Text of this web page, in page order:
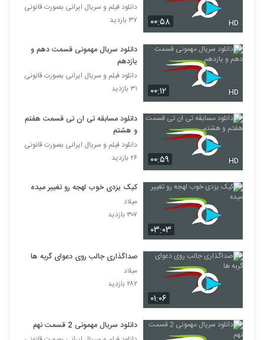
۰۰:۵۸ HD
دانلود فیلم و سریال ایرانی بصورت قانونی
۳۷ بازدید
۰۰:۱۲ HD
دانلود سریال مهمونی قسمت دهم و
یازدهم
دانلود فیلم و سریال ایرانی بصورت قانونی
۳۱ بازدید
۰۰:۵۹ HD
دانلود مسابقه تی ان تی قسمت هفتم
و هشتم
دانلود فیلم و سریال ایرانی بصورت قانونی
۲۶ بازدید
۰۳:۰۳
کیک یزدی خوب لهجه رو تغییر میده
میلاد
۳۰۷ بازدید
۰۱:۰۶
صداگذاری جالب روی دعوای گربه ها
میلاد
۲۸۲ بازدید
دانلود سریال مهمونی 2 قسمت نهم